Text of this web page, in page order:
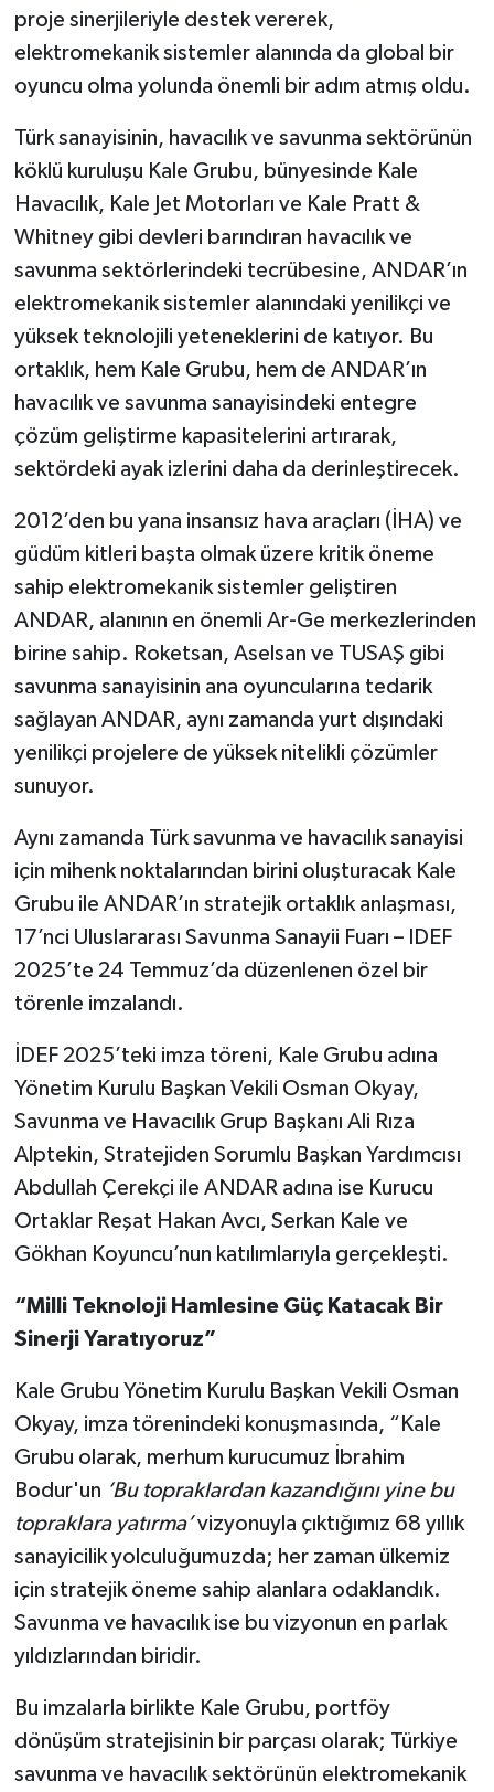
proje sinerjileriyle destek vererek,
elektromekanik sistemler alanında da global bir
oyuncu olma yolunda önemli bir adım atmış oldu.
Türk sanayisinin, havacılık ve savunma sektörünün
köklü kuruluşu Kale Grubu, bünyesinde Kale
Havacılık, Kale Jet Motorları ve Kale Pratt &
Whitney gibi devleri barındıran havacılık ve
savunma sektörlerindeki tecrübesine, ANDAR’ın
elektromekanik sistemler alanındaki yenilikçi ve
yüksek teknolojili yeteneklerini de katıyor. Bu
ortaklık, hem Kale Grubu, hem de ANDAR’ın
havacılık ve savunma sanayisindeki entegre
çözüm geliştirme kapasitelerini artırarak,
sektördeki ayak izlerini daha da derinleştirecek.
2012’den bu yana insansız hava araçları (İHA) ve
güdüm kitleri başta olmak üzere kritik öneme
sahip elektromekanik sistemler geliştiren
ANDAR, alanının en önemli Ar-Ge merkezlerinden
birine sahip. Roketsan, Aselsan ve TUSAŞ gibi
savunma sanayisinin ana oyuncularına tedarik
sağlayan ANDAR, aynı zamanda yurt dışındaki
yenilikçi projelere de yüksek nitelikli çözümler
sunuyor.
Aynı zamanda Türk savunma ve havacılık sanayisi
için mihenk noktalarından birini oluşturacak Kale
Grubu ile ANDAR’ın stratejik ortaklık anlaşması,
17’nci Uluslararası Savunma Sanayii Fuarı – IDEF
2025’te 24 Temmuz’da düzenlenen özel bir
törenle imzalandı.
İDEF 2025’teki imza töreni, Kale Grubu adına
Yönetim Kurulu Başkan Vekili Osman Okyay,
Savunma ve Havacılık Grup Başkanı Ali Rıza
Alptekin, Stratejiden Sorumlu Başkan Yardımcısı
Abdullah Çerekçi ile ANDAR adına ise Kurucu
Ortaklar Reşat Hakan Avcı, Serkan Kale ve
Gökhan Koyuncu’nun katılımlarıyla gerçekleşti.
“Milli Teknoloji Hamlesine Güç Katacak Bir
Sinerji Yaratıyoruz”
Kale Grubu Yönetim Kurulu Başkan Vekili Osman
Okyay, imza törenindeki konuşmasında, “Kale
Grubu olarak, merhum kurucumuz İbrahim
Bodur'un ‘Bu topraklardan kazandığını yine bu
topraklara yatırma’vizyonuyla çıktığımız 68 yıllık
sanayicilik yolculuğumuzda; her zaman ülkemiz
için stratejik öneme sahip alanlara odaklandık.
Savunma ve havacılık ise bu vizyonun en parlak
yıldızlarından biridir.
Bu imzalarla birlikte Kale Grubu, portföy
dönüşüm stratejisinin bir parçası olarak; Türkiye
savunma ve havacılık sektörünün elektromekanik